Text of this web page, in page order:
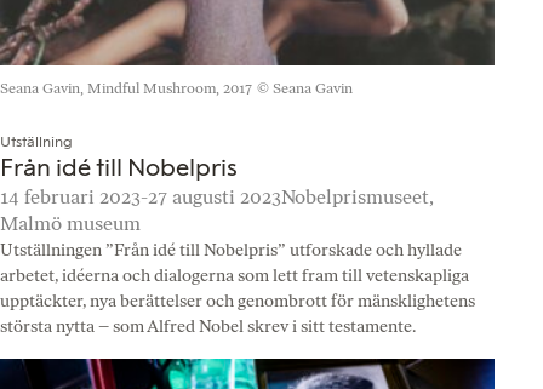
Seana Gavin, Mindful Mushroom, 2017 © Seana Gavin
Utställning
Från idé till Nobelpris
14 februari 2023-27 augusti 2023Nobelprismuseet,
Malmö museum
Utställningen ”Från idé till Nobelpris” utforskade och hyllade
arbetet, idéerna och dialogerna som lett fram till vetenskapliga
upptäckter, nya berättelser och genombrott för mänsklighetens
största nytta – som Alfred Nobel skrev i sitt testamente.